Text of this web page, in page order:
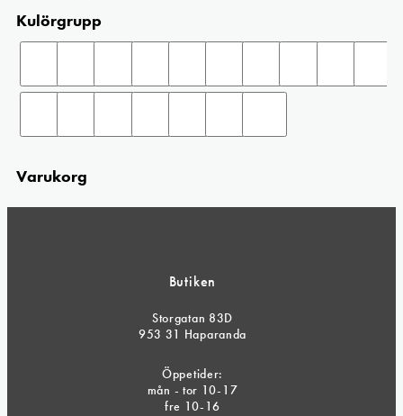
Kulörgrupp
Varukorg
Butiken
Storgatan 83D
953 31 Haparanda
Öppetider:
mån - tor 10-17
fre 10-16